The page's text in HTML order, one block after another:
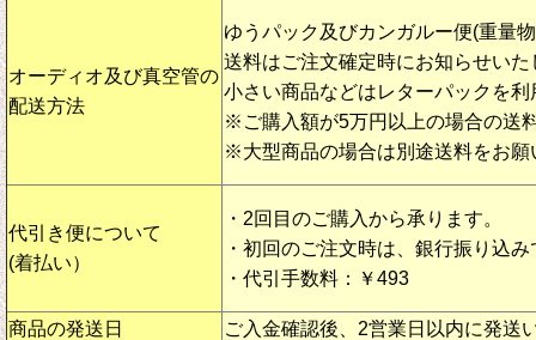
オーディオ及び真空管の
配送方法
ゆうパック及びカンガルー便(重量
送料はご注文確定時にお知らせいた
小さい商品などはレターパックを利
※ご購入額が5万円以上の場合の送
※大型商品の場合は別途送料をお願
代引き便について
(着払い）
・2回目のご購入から承ります。
・初回のご注文時は、銀行振り込
・代引手数料：￥493
商品の発送日 ご入金確認後、2営業日以内に発送